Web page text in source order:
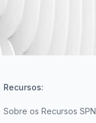
Recursos:
Sobre os Recursos SPN